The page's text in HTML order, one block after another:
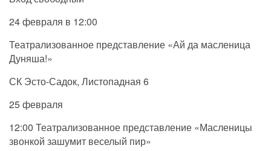
24 февраля в 12:00
Театрализованное представление «Ай да масленица
Дуняша!»
СК Эсто-Садок, Листопадная 6
25 февраля
12:00 Театрализованное представление «Масленицы
звонкой зашумит веселый пир»